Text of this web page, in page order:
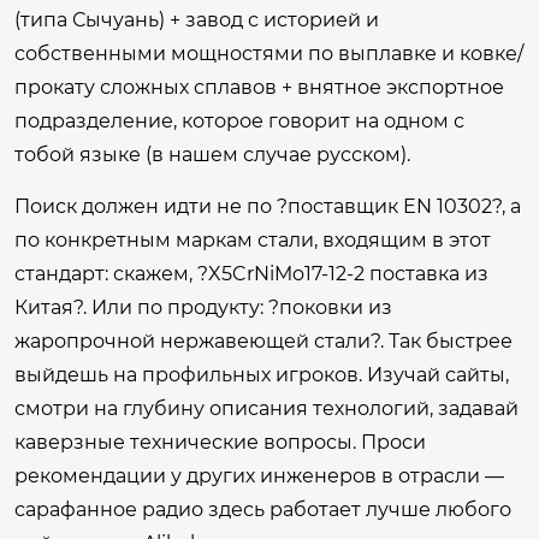
(типа Сычуань) + завод с историей и
собственными мощностями по выплавке и ковке/
прокату сложных сплавов + внятное экспортное
подразделение, которое говорит на одном с
тобой языке (в нашем случае русском).
Поиск должен идти не по ?поставщик EN 10302?, а
по конкретным маркам стали, входящим в этот
стандарт: скажем, ?X5CrNiMo17-12-2 поставка из
Китая?. Или по продукту: ?поковки из
жаропрочной нержавеющей стали?. Так быстрее
выйдешь на профильных игроков. Изучай сайты,
смотри на глубину описания технологий, задавай
каверзные технические вопросы. Проси
рекомендации у других инженеров в отрасли —
сарафанное радио здесь работает лучше любого